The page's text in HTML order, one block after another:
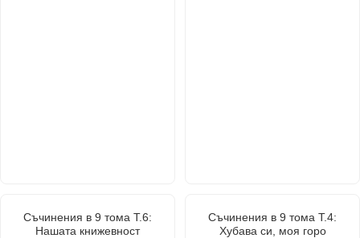
Съчинения в 9 тома Т.6:
Нашата книжевност
Съчинения в 9 тома Т.4:
Хубава си, моя горо